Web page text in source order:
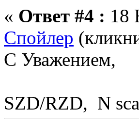
« Ответ #4 : 18
Спойлер
С Уважением,
SZD/RZD, N